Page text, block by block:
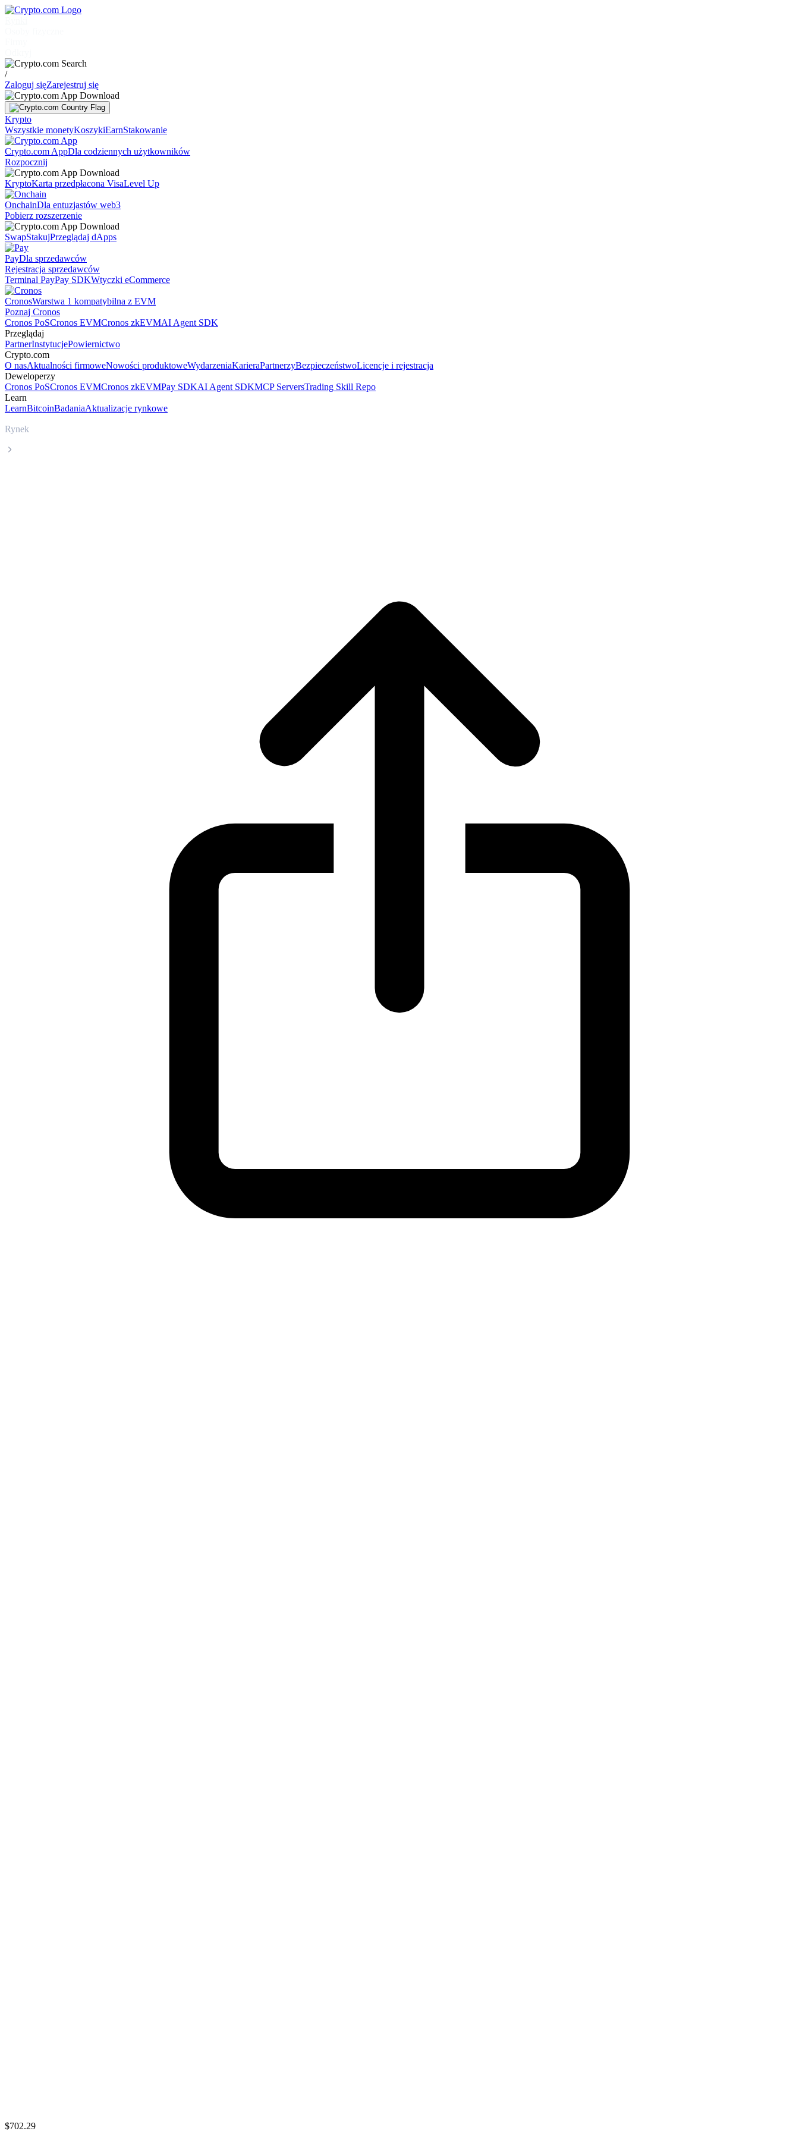
/
Zaloguj sięZarejestruj się
Krypto
Wszystkie monetyKoszykiEarnStakowanie
Crypto.com AppDla codziennych użytkowników
Rozpocznij
KryptoKarta przedpłacona VisaLevel Up
OnchainDla entuzjastów web3
Pobierz rozszerzenie
SwapStakujPrzeglądaj dApps
PayDla sprzedawców
Rejestracja sprzedawców
Terminal PayPay SDKWtyczki eCommerce
CronosWarstwa 1 kompatybilna z EVM
Poznaj Cronos
Cronos PoSCronos EVMCronos zkEVMAI Agent SDK
Przeglądaj
PartnerInstytucjePowiernictwo
Crypto.com
O nasAktualności firmoweNowości produktoweWydarzeniaKarieraPartnerzyBezpieczeństwoLicencje i rejestracja
Deweloperzy
Cronos PoSCronos EVMCronos zkEVMPay SDKAI Agent SDKMCP ServersTrading Skill Repo
Learn
LearnBitcoinBadaniaAktualizacje rynkowe
Rynek
$702.29